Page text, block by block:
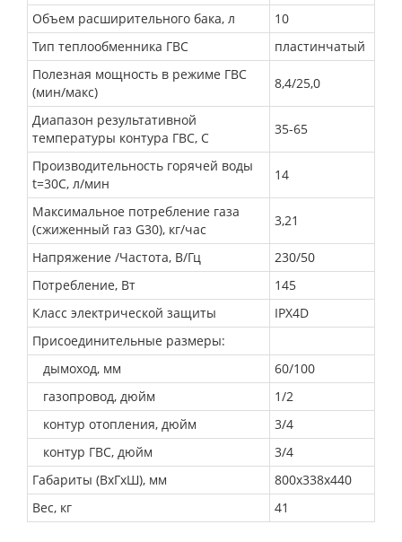
Объем расширительного бака, л
10
Тип теплообменника ГВС
пластинчатый
Полезная мощность в режиме ГВС
(мин/макс)
8,4/25,0
Диапазон результативной
температуры контура ГВС, С
35-65
Производительность горячей воды
t=30С, л/мин
14
Максимальное потребление газа
(сжиженный газ G30), кг/час
3,21
Напряжение /Частота, В/Гц
230/50
Потребление, Вт
145
Класс электрической защиты
IPX4D
Присоединительные размеры:
дымоход, мм
60/100
газопровод, дюйм
1/2
контур отопления, дюйм
3/4
контур ГВС, дюйм
3/4
Габариты (ВхГхШ), мм
800х338х440
Вес, кг
41